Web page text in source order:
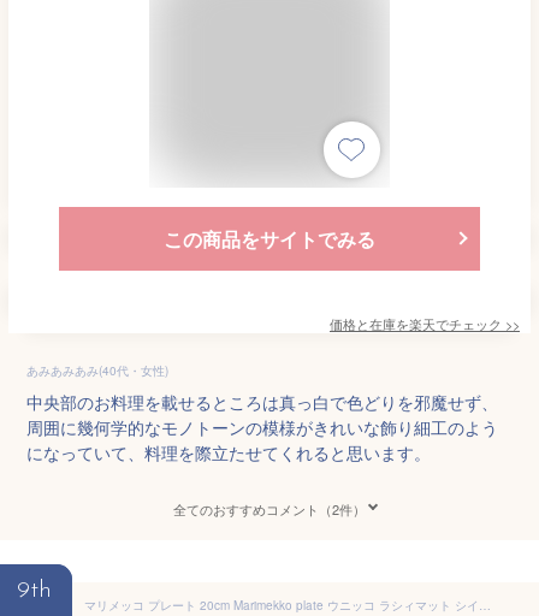
この商品をサイトでみる
価格と在庫を楽天でチェック >>
あみあみあみ(40代・女性)
中央部のお料理を載せるところは真っ白で色どりを邪魔せず、
周囲に幾何学的なモノトーンの模様がきれいな飾り細工のよう
になっていて、料理を際立たせてくれると思います。
全てのおすすめコメント（2件）
9th
マリメッコ プレート 20cm Marimekko plate ウニッコ ラシィマット シイルトラプータルハ 食器 お皿 皿 北欧 北欧雑貨 雑貨 フィンランド キッチン